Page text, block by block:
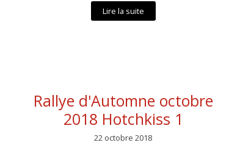
Lire la suite
Rallye d'Automne octobre
2018 Hotchkiss 1
22 octobre 2018